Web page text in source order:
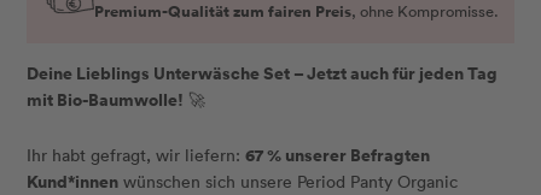
Premium-Qualität zum fairen Preis, ohne Kompromisse.
Deine Lieblings Unterwäsche Set – Jetzt auch für jeden Tag
mit Bio-Baumwolle! 🚀
Ihr habt gefragt, wir liefern: 67 % unserer Befragten
Kund*innen wünschen sich unsere Period Panty Organic